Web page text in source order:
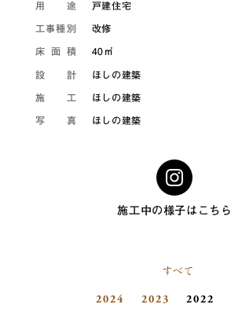
すべて
2024
2023 2022
用途 戸建住宅
工事種別 改修
床面積 40㎡
設計 ほしの建築
施工 ほしの建築
写真 ほしの建築
施工中の様子はこちら